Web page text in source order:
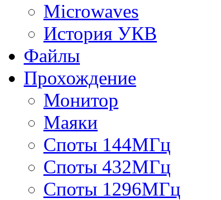
Microwaves
История УКВ
Файлы
Прохождение
Монитор
Маяки
Споты 144МГц
Споты 432МГц
Споты 1296МГц